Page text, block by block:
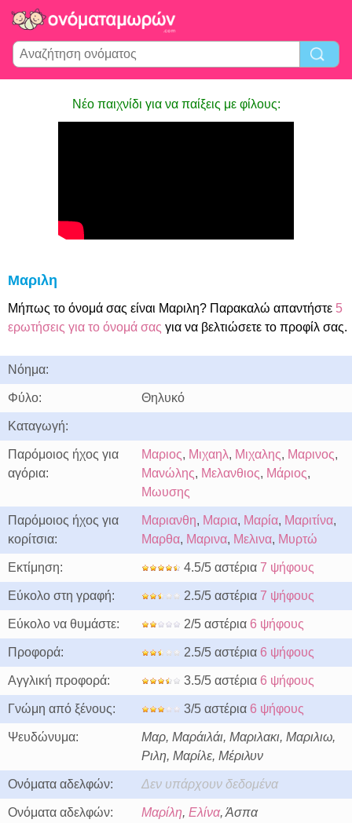
Νέο παιχνίδι για να παίξεις με φίλους:
Μαριλη
Μήπως το όνομά σας είναι Μαριλη? Παρακαλώ απαντήστε 5
ερωτήσεις για το όνομά σας για να βελτιώσετε το προφίλ σας.
Νόημα:
Φύλο: Θηλυκό
Καταγωγή:
Παρόμοιος ήχος για
αγόρια:
Μαριος, Μιχαηλ, Μιχαλης, Μαρινος,
Μανώλης, Μελανθιος, Μάριος,
Μωυσης
Παρόμοιος ήχος για
κορίτσια:
Μαριανθη, Μαρια, Μαρία, Μαριτίνα,
Μαρθα, Μαρινα, Μελινα, Μυρτώ
Εκτίμηση: 4.5/5 αστέρια 7 ψήφους
Εύκολο στη γραφή: 2.5/5 αστέρια 7 ψήφους
Εύκολο να θυμάστε: 2/5 αστέρια 6 ψήφους
Προφορά: 2.5/5 αστέρια 6 ψήφους
Αγγλική προφορά: 3.5/5 αστέρια 6 ψήφους
Γνώμη από ξένους: 3/5 αστέρια 6 ψήφους
Ψευδώνυμα:
Μαρ, Μαράιλάι, Μαριλακι, Μαριλιω,
Ριλη, Μαρίλε, Μέριλυν
Ονόματα αδελφών: Δεν υπάρχουν δεδομένα
Ονόματα αδελφών: Μαρίλη, Ελίνα, Άσπα